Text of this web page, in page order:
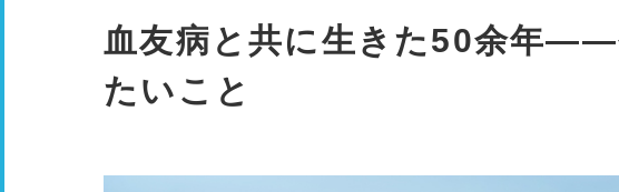
血友病と共に生きた50余年――
たいこと